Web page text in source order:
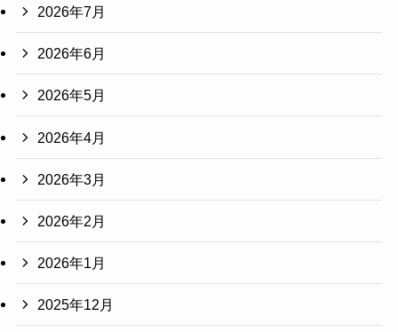
2026年7月
2026年6月
2026年5月
2026年4月
2026年3月
2026年2月
2026年1月
2025年12月